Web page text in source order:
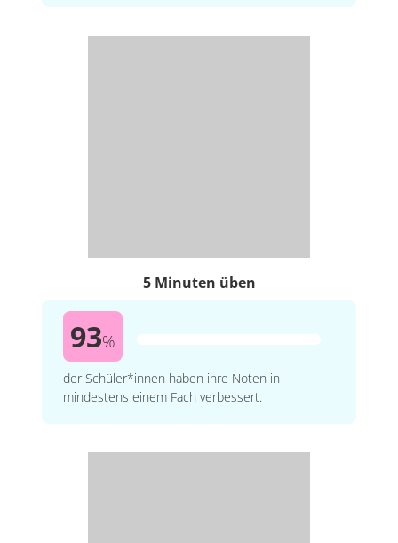
5 Minuten üben
93%
der Schüler*innen haben ihre Noten in
mindestens einem Fach verbessert.